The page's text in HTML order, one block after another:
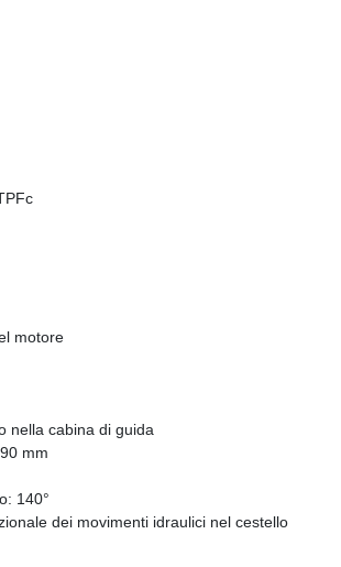
motore
nella cabina di guida
mm
140°
dei movimenti idraulici nel cestello